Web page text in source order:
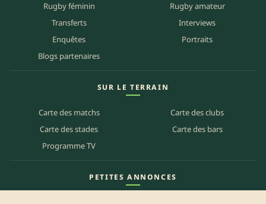
Rugby féminin
Rugby amateur
Transferts
Interviews
Enquêtes
Portraits
Blogs partenaires
SUR LE TERRAIN
Carte des matchs
Carte des clubs
Carte des stades
Carte des bars
Programme TV
PETITES ANNONCES